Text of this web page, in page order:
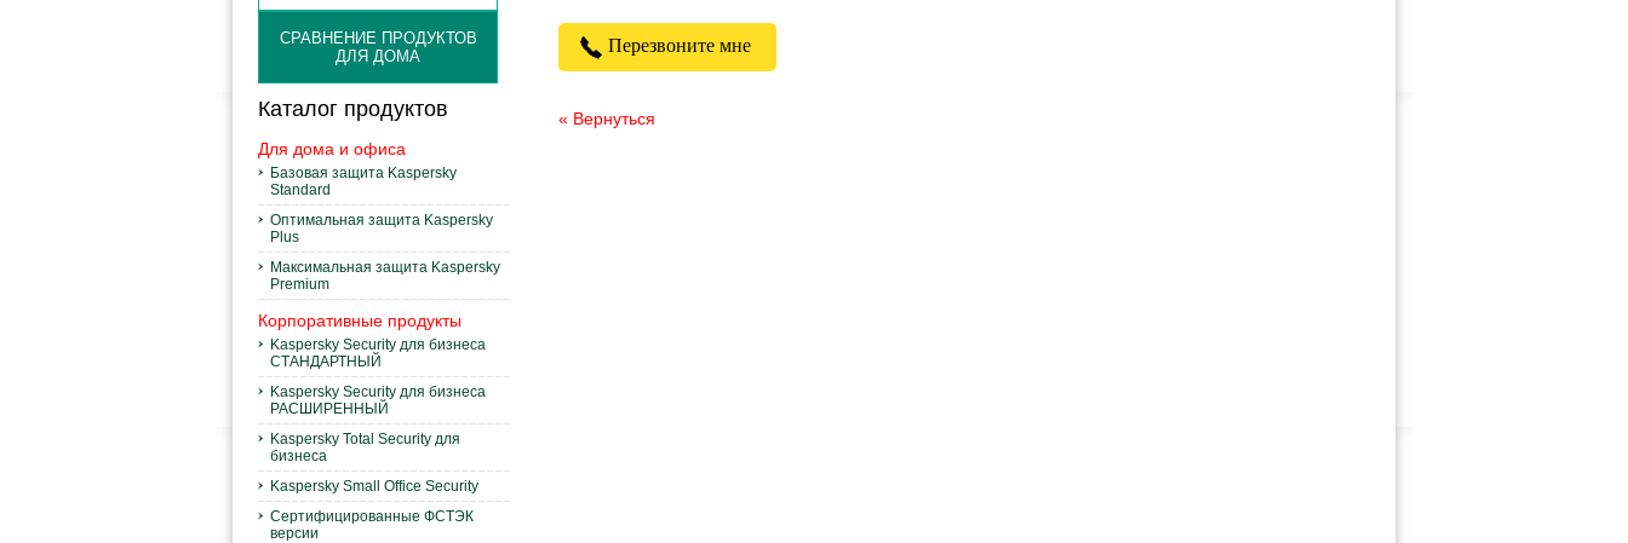
СРАВНЕНИЕ ПРОДУКТОВ
ДЛЯ ДОМА
Каталог продуктов
Для дома и офиса
Базовая защита Kaspersky
Standard
Оптимальная защита Kaspersky
Plus
Максимальная защита Kaspersky
Premium
Корпоративные продукты
Kaspersky Security для бизнеса
СТАНДАРТНЫЙ
Kaspersky Security для бизнеса
РАСШИРЕННЫЙ
Kaspersky Total Security для
бизнеса
Kaspersky Small Office Security
Сертифицированные ФСТЭК
версии
Перезвоните мне
« Вернуться